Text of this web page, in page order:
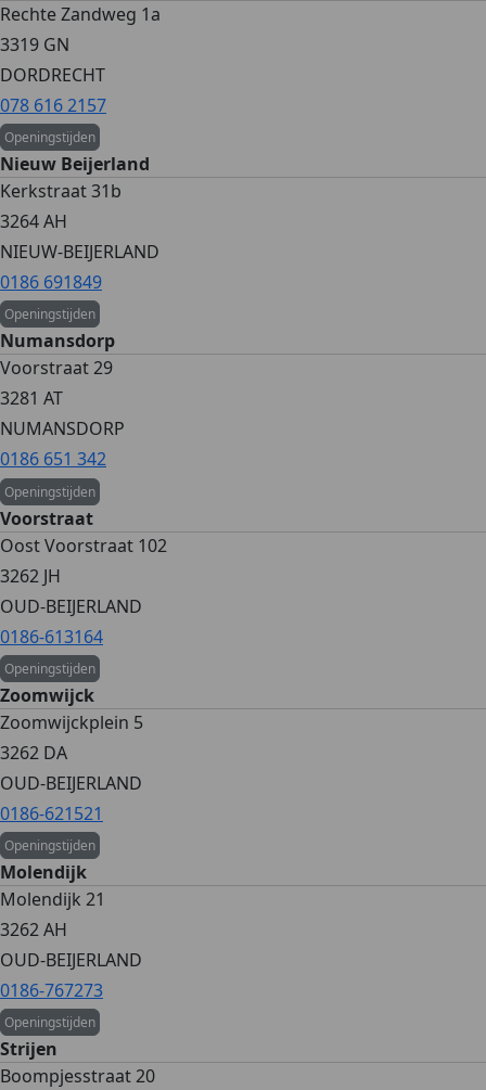
Rechte Zandweg 1a
3319 GN
DORDRECHT
078 616 2157
Openingstijden
Nieuw Beijerland
Kerkstraat 31b
3264 AH
NIEUW-BEIJERLAND
0186 691849
Openingstijden
Numansdorp
Voorstraat 29
3281 AT
NUMANSDORP
0186 651 342
Openingstijden
Voorstraat
Oost Voorstraat 102
3262 JH
OUD-BEIJERLAND
0186-613164
Openingstijden
Zoomwijck
Zoomwijckplein 5
3262 DA
OUD-BEIJERLAND
0186-621521
Openingstijden
Molendijk
Molendijk 21
3262 AH
OUD-BEIJERLAND
0186-767273
Openingstijden
Strijen
Boompjesstraat 20